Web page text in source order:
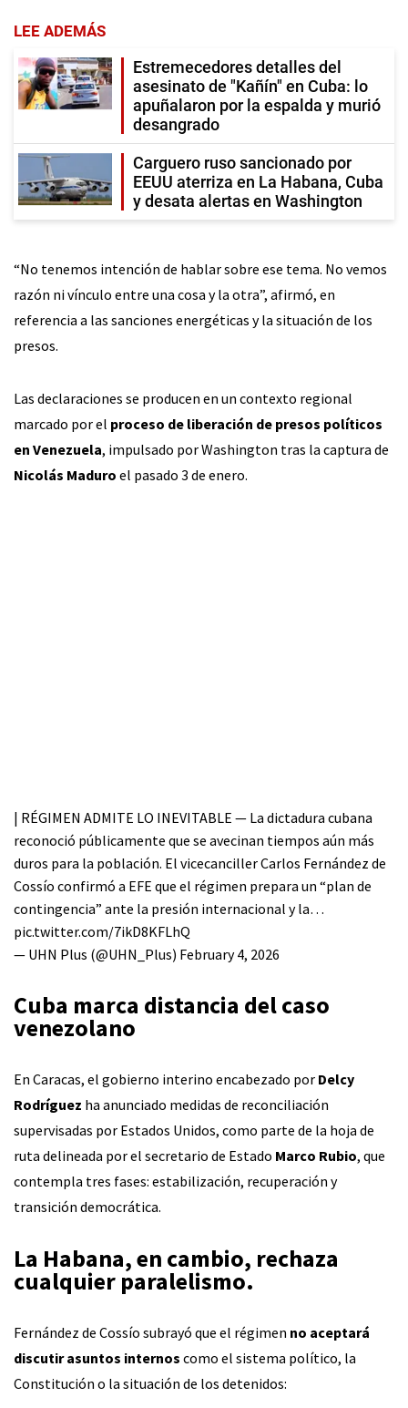
LEE ADEMÁS
Estremecedores detalles del
asesinato de "Kañín" en Cuba: lo
apuñalaron por la espalda y murió
desangrado
Carguero ruso sancionado por
EEUU aterriza en La Habana, Cuba
y desata alertas en Washington
“No tenemos intención de hablar sobre ese tema. No vemos
razón ni vínculo entre una cosa y la otra”, afirmó, en
referencia a las sanciones energéticas y la situación de los
presos.
Las declaraciones se producen en un contexto regional
marcado por el proceso de liberación de presos políticos
en Venezuela, impulsado por Washington tras la captura de
Nicolás Maduro el pasado 3 de enero.
| RÉGIMEN ADMITE LO INEVITABLE — La dictadura cubana
reconoció públicamente que se avecinan tiempos aún más
duros para la población. El vicecanciller Carlos Fernández de
Cossío confirmó a EFE que el régimen prepara un “plan de
contingencia” ante la presión internacional y la…
pic.twitter.com/7ikD8KFLhQ
— UHN Plus (@UHN_Plus) February 4, 2026
Cuba marca distancia del caso
venezolano
En Caracas, el gobierno interino encabezado por Delcy
Rodríguez ha anunciado medidas de reconciliación
supervisadas por Estados Unidos, como parte de la hoja de
ruta delineada por el secretario de Estado Marco Rubio, que
contempla tres fases: estabilización, recuperación y
transición democrática.
La Habana, en cambio, rechaza
cualquier paralelismo.
Fernández de Cossío subrayó que el régimen no aceptará
discutir asuntos internos como el sistema político, la
Constitución o la situación de los detenidos: